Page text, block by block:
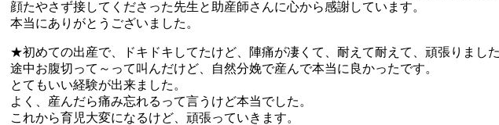
顔たやさず接してくださった先生と助産師さんに心から感謝しています。
本当にありがとうございました。
★初めての出産で、ドキドキしてたけど、陣痛が凄くて、耐えて耐えて、頑張りました
途中お腹切って～って叫んだけど、自然分娩で産んで本当に良かったです。
とてもいい経験が出来ました。
よく、産んだら痛み忘れるって言うけど本当でした。
これから育児大変になるけど、頑張っていきます。